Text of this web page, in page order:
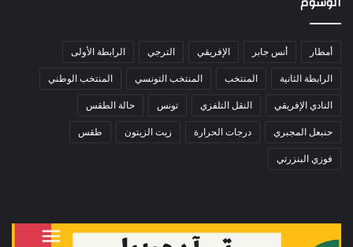
أمطار أنس جابر الإفريقي الترجي الرابطة الأولى
الرابطة الثانية المنتخب المنتخب التونسي المنتخب الوطني
النادي الإفريقي النقل التلفزي تونس حالة الطقس
حنبعل المجبري درجات الحرارة زيت الزيتون طقس
فوزي البنزرتي